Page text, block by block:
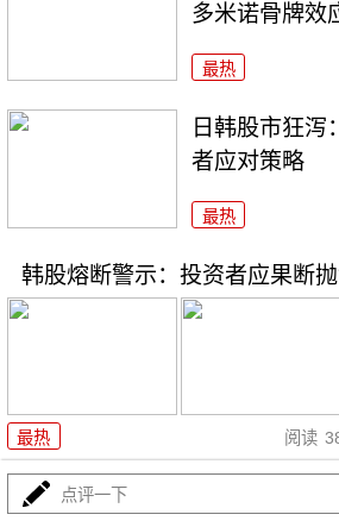
多米诺骨牌效
最热
日韩股市狂泻
者应对策略
最热
韩股熔断警示：投资者应果断
最热 阅读
日韩股市开
点评一下